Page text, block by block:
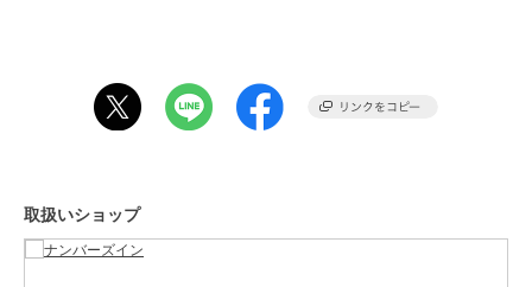
にきび予防/韓国コスメ
原産国
取扱いショップ